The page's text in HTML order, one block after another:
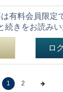
有料会員限定
続きをお読みい
ロ
1 2